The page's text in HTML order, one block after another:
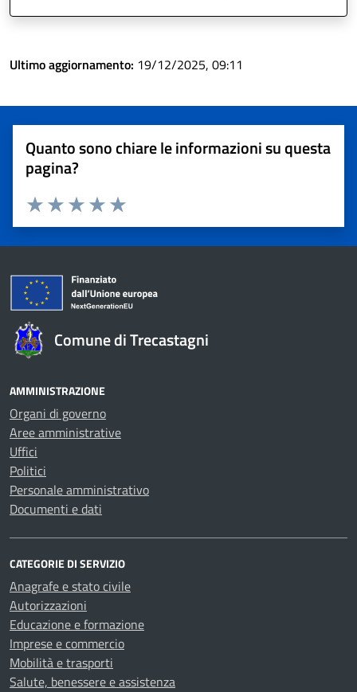
Ultimo aggiornamento: 19/12/2025, 09:11
Quanto sono chiare le informazioni su questa
pagina?
Valuta 5 stelle su 5
Valuta 4 stelle su 5
Valuta 3 stelle su 5
Valuta 2 stelle su 5
Valuta 1 stelle su 5
Comune di Trecastagni
AMMINISTRAZIONE
Organi di governo
Aree amministrative
Uffici
Politici
Personale amministrativo
Documenti e dati
CATEGORIE DI SERVIZIO
Anagrafe e stato civile
Autorizzazioni
Educazione e formazione
Imprese e commercio
Mobilità e trasporti
Salute, benessere e assistenza